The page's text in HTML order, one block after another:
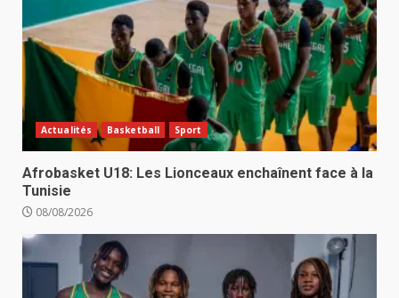
Actualités Basketball Sport
Afrobasket U18: Les Lionceaux enchaînent face à la
Tunisie
08/08/2026